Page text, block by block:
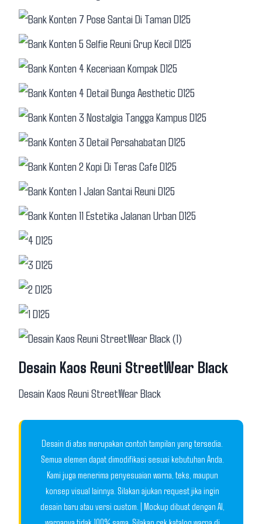
Desain Kaos Reuni StreetWear Black
Desain Kaos Reuni StreetWear Black
Desain di atas merupakan contoh tampilan yang tersedia.
Semua elemen dapat dimodifikasi sesuai kebutuhan Anda.
Kami juga menerima penyesuaian warna, teks, maupun
konsep visual lainnya. Silakan ajukan request jika ingin
desain baru atau versi custom. | Mockup dibuat dengan AI,